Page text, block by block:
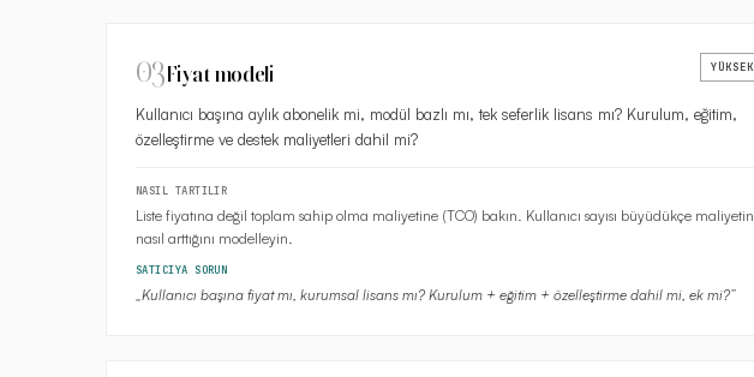
03Fiyat modeli YÜKSEK
Kullanıcı başına aylık abonelik mi, modül bazlı mı, tek seferlik lisans mı? Kurulum, eğitim,
özelleştirme ve destek maliyetleri dahil mi?
NASIL TARTILIR
Liste fiyatına değil toplam sahip olma maliyetine (TCO) bakın. Kullanıcı sayısı büyüdükçe maliyetin
nasıl arttığını modelleyin.
SATICIYA SORUN
Kullanıcı başına fiyat mı, kurumsal lisans mı? Kurulum + eğitim + özelleştirme dahil mi, ek mi?”